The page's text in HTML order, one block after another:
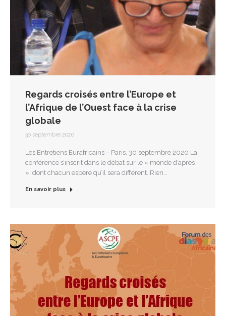
Regards croisés entre l’Europe et
l’Afrique de l’Ouest face à la crise
globale
30 septembre 2020
Les Entretiens Eurafricains – Paris, 30 septembre 2020 La
conférence s’inscrit dans le débat sur le « monde d’après
», dont chacun espère qu’il sera différent. Rien…
En savoir plus